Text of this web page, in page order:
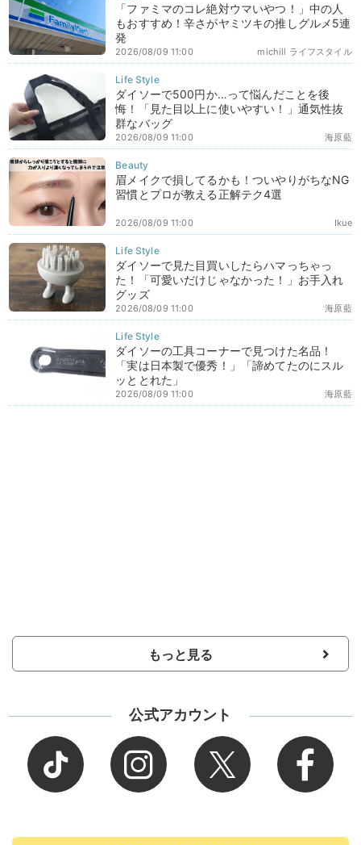
「ファミマのコレ絶対ウマいやつ！」中の人
もおすすめ！辛さがヤミツキの推しグルメ5連
発
michill ライフスタイル
2026/08/09 11:00
ダイソーで500円か…って悩んだことを後
悔！「見た目以上に使いやすい！」通気性抜
群なバッグ
海原藍
2026/08/09 11:00
眉メイクで損してるかも！ついやりがちなNG
習慣とプロが教える正解テク4選
Ikue
2026/08/09 11:00
ダイソーで見た目買いしたらハマっちゃっ
た！「可愛いだけじゃなかった！」お手入れ
グッズ
海原藍
2026/08/09 11:00
ダイソーの工具コーナーで見つけた名品！
「実は日本製で優秀！」「諦めてたのにスル
ッととれた」
海原藍
2026/08/09 11:00
もっと見る
公式アカウント